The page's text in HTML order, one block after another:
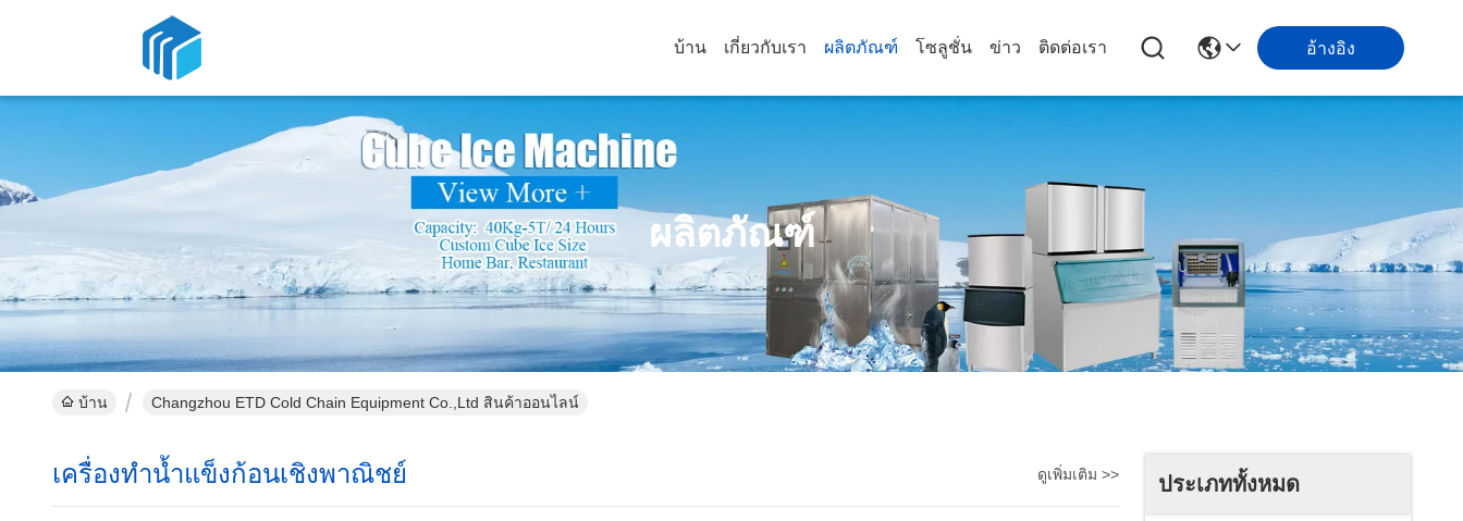
บ้าน เกี่ยวกับเรา ผลิตภัณฑ์ โซลูชั่น ข่าว ติดต่อเรา อ้างอิง
ผลิตภัณฑ์
บ้าน Changzhou ETD Cold Chain Equipment Co.,Ltd สินค้าออนไลน์
ประเภททั้งหมด
เครื่องทำน้ำแข็งก้อนเชิงพาณิชย์ ดูเพิ่มเติม >>